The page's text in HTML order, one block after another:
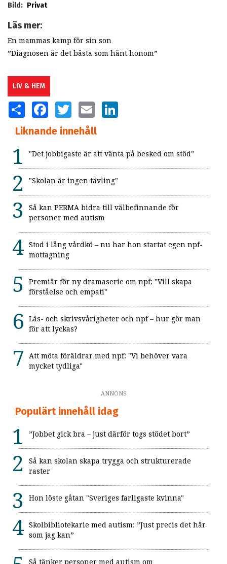
Bild: Privat
Läs mer:
En mammas kamp för sin son
”Diagnosen är det bästa som hänt honom”
LIV & HEM
SHARE FACEBOOKTWITTER EMAIL
Liknande innehåll
"Det jobbigaste är att vänta på besked om stöd"
"Skolan är ingen tävling"
Så kan PERMA bidra till välbefinnande för
personer med autism
Stod i lång vårdkö – nu har hon startat egen npf-
mottagning
Premiär för ny dramaserie om npf: "Vill skapa
förståelse och empati"
Läs- och skrivsvårigheter och npf – hur gör man
för att lyckas?
Att möta föräldrar med npf: "Vi behöver vara
mycket tydliga"
ANNONS
Populärt innehåll idag
”Jobbet gick bra – just därför togs stödet bort”
Så kan skolan skapa trygga och strukturerade
raster
Hon löste gåtan "Sveriges farligaste kvinna"
Skolbibliotekarie med autism: ”Just precis det här
som jag kan”
Så tänker personer med autism om